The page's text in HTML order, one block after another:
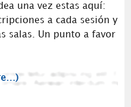
una vez estas aquí:
a cada sesión y
salas. Un punto a favor